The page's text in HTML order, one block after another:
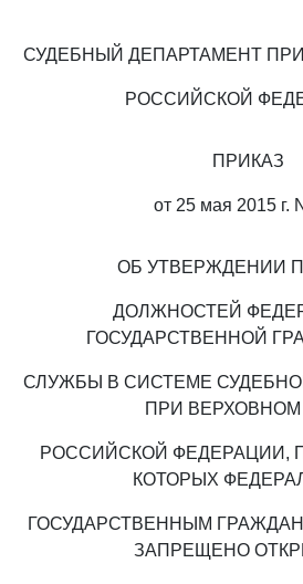
СУДЕБНЫЙ ДЕПАРТАМЕНТ
РОССИЙСКОЙ
ПРИКАЗ
от 25 мая 2015 г.
ОБ УТВЕРЖДЕНИИ
ДОЛЖНОСТЕЙ
ГОСУДАРСТВЕННОЙ
СЛУЖБЫ В СИСТЕМЕ
ПРИ ВЕРХОВНОМ
РОССИЙСКОЙ ФЕДЕРАЦИИ,
КОТОРЫХ
ГОСУДАРСТВЕННЫМ
ЗАПРЕЩЕНО